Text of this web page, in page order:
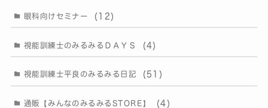
眼科向けセミナー (12)
視能訓練士のみるみるＤＡＹＳ (4)
視能訓練士平良のみるみる日記 (51)
通販【みんなのみるみるSTORE】 (4)